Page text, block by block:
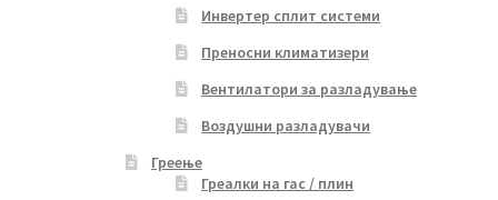
Инвертер сплит системи
Преносни климатизери
Вентилатори за разладување
Воздушни разладувачи
Греење
Греалки на гас / плин